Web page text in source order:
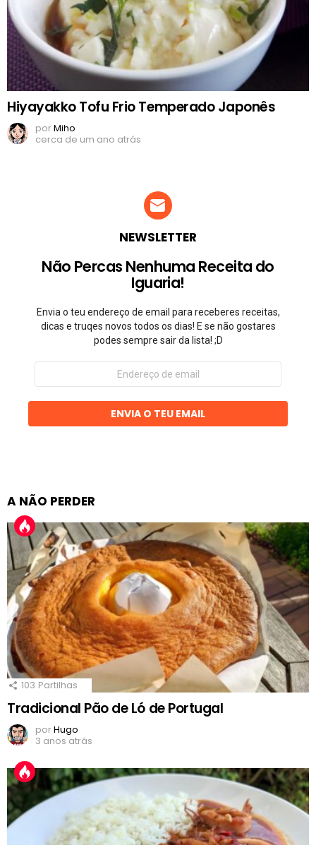
Hiyayakko Tofu Frio Temperado Japonês
porMiho
cerca de um ano atrás
NEWSLETTER
Não Percas Nenhuma Receita do
Iguaria!
Envia o teu endereço de email para receberes receitas,
dicas e truqes novos todos os dias! E se não gostares
podes sempre sair da lista! ;D
Endereço
email
ENVIA O TEU EMAIL
A NÃO PERDER
103 Partilhas
Tradicional Pão de Ló de Portugal
porHugo
3 anos atrás